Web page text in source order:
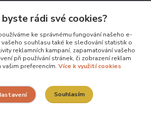
742
hod.)
byste rádi své cookies?
ke správnému fungování našeho e-
souhlasu také ke sledování statistik o
reklamních kampaní, zapamatování vašeho
při používání stránek, či zobrazení reklam
preferencím. Více k využití cookies
Souhlasím